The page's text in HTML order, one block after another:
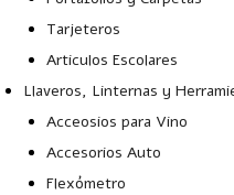
Tarjeteros
Articulos Escolares
Llaveros, Linternas y
Acceosios para Vino
Accesorios Auto
Flexómetro